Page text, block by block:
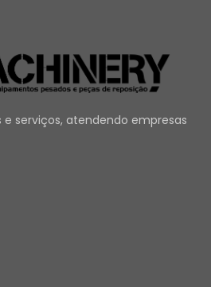
e serviços, atendendo empresas